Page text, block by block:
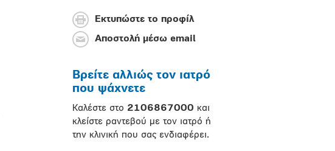
Εκτυπώστε το προφίλ
Αποστολή μέσω email
Βρείτε αλλιώς τον ιατρό
που ψάχνετε
Καλέστε στο 2106867000 και
κλείστε ραντεβού με τον ιατρό ή
την κλινική που σας ενδιαφέρει.